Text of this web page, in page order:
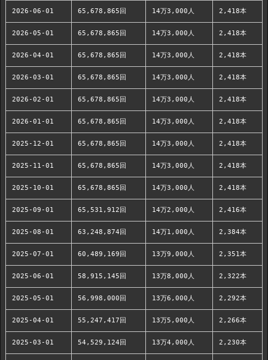
2026-06-01 65,678,865回 14万3,000人 2,418本
2026-05-01 65,678,865回 14万3,000人 2,418本
2026-04-01 65,678,865回 14万3,000人 2,418本
2026-03-01 65,678,865回 14万3,000人 2,418本
2026-02-01 65,678,865回 14万3,000人 2,418本
2026-01-01 65,678,865回 14万3,000人 2,418本
2025-12-01 65,678,865回 14万3,000人 2,418本
2025-11-01 65,678,865回 14万3,000人 2,418本
2025-10-01 65,678,865回 14万3,000人 2,418本
2025-09-01 65,531,912回 14万2,000人 2,416本
2025-08-01 63,248,874回 14万1,000人 2,384本
2025-07-01 60,489,169回 13万9,000人 2,351本
2025-06-01 58,915,145回 13万8,000人 2,322本
2025-05-01 56,998,000回 13万6,000人 2,292本
2025-04-01 55,247,417回 13万5,000人 2,266本
2025-03-01 54,529,124回 13万4,000人 2,230本